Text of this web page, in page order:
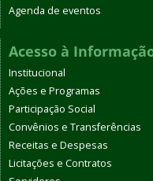
Agenda de eventos
Acesso à
Institucional
Ações e Programas
Participação Social
Convênios e Transferências
Receitas e Despesas
Licitações e Contratos